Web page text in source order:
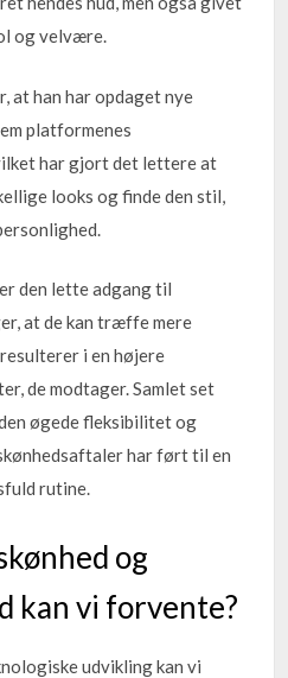
og velvære.
at han har opdaget nye
platformenes
har gjort det lettere at
looks og finde den stil,
den lette adgang til
at de kan træffe mere
i en højere
de modtager. Samlet set
øgede fleksibilitet og
har ført til en
rutine.
og
kan vi forvente?
udvikling kan vi